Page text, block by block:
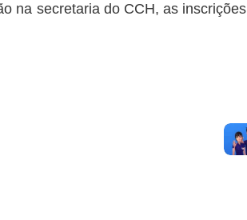
na secretaria do CCH, as inscrições